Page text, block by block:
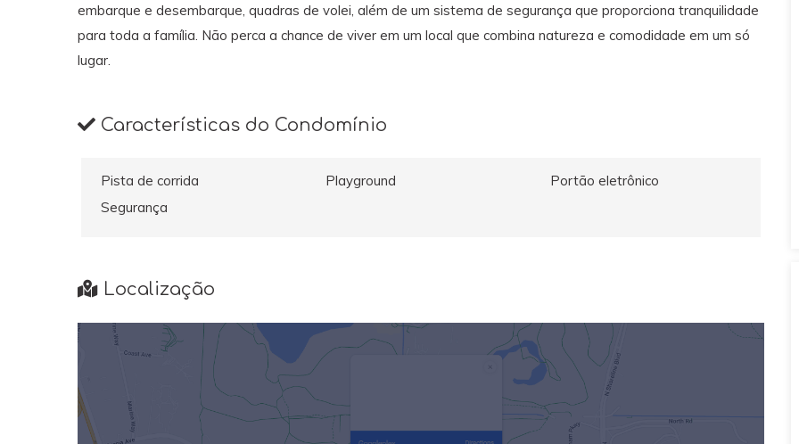
embarque e desembarque, quadras de volei, além de um sistema de segurança que proporciona tranquilidade
para toda a família. Não perca a chance de viver em um local que combina natureza e comodidade em um só
lugar.
Características do Condomínio
Pista de corrida Playground
Portão eletrônico
Segurança
Localização